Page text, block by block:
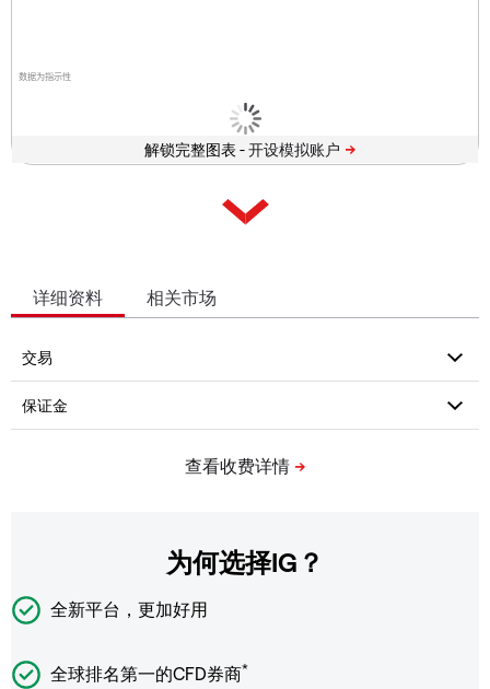
数据为指示性
解锁完整图表 -
详细资料 相关市场
为何选择IG？
全新平台，更加好用
全球排名第一的CFD券商*